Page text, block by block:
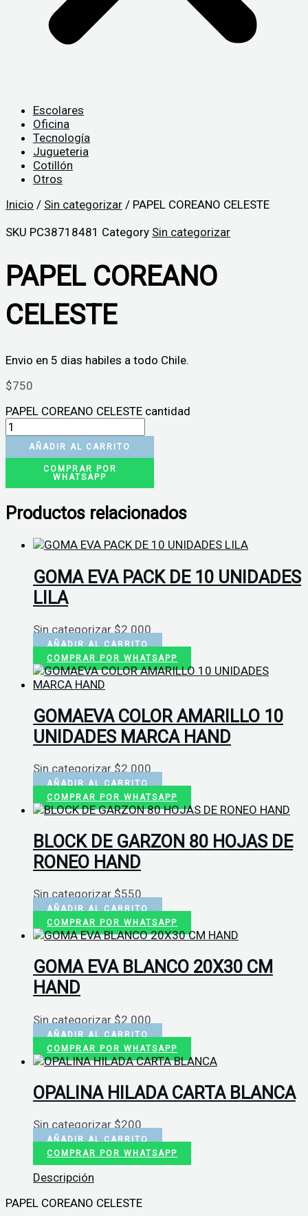
Escolares
Oficina
Tecnología
Jugueteria
Cotillón
Otros
Inicio / Sin categorizar / PAPEL COREANO CELESTE
SKU PC38718481 Category Sin categorizar
PAPEL COREANO
CELESTE
Envio en 5 dias habiles a todo Chile.
$750
PAPEL COREANO CELESTE cantidad
AÑADIR AL CARRITO
COMPRAR POR
WHATSAPP
Productos relacionados
GOMA EVA PACK DE 10 UNIDADES
LILA
Sin categorizar $2.000
AÑADIR AL CARRITO
COMPRAR POR WHATSAPP
GOMAEVA COLOR AMARILLO 10
UNIDADES MARCA HAND
Sin categorizar $2.000
AÑADIR AL CARRITO
COMPRAR POR WHATSAPP
BLOCK DE GARZON 80 HOJAS DE
RONEO HAND
Sin categorizar$550
AÑADIR AL CARRITO
COMPRAR POR WHATSAPP
GOMA EVA BLANCO 20X30 CM
HAND
Sin categorizar $2.000
AÑADIR AL CARRITO
COMPRAR POR WHATSAPP
OPALINA HILADA CARTA BLANCA
Sin categorizar $200
AÑADIR AL CARRITO
COMPRAR POR WHATSAPP
Descripción
PAPEL COREANO CELESTE